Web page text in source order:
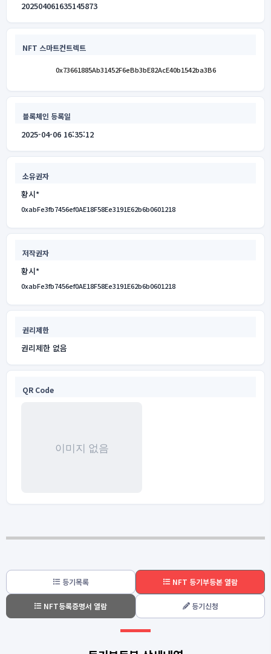
202504061635145873
NFT 스마트컨트렉트
0x73661885Ab31452F6eBb3bE82AcE40b1542ba3B6
블록체인 등록일
2025-04-06 16:35:12
소유권자
황시*
0xabFe3fb7456ef0AE18F58Ee3191E62b6b0601218
저작권자
황시*
0xabFe3fb7456ef0AE18F58Ee3191E62b6b0601218
권리제한
권리제한 없음
QR Code
등기목록 NFT 등기부등본 열람
NFT등록증명서 열람 등기신청